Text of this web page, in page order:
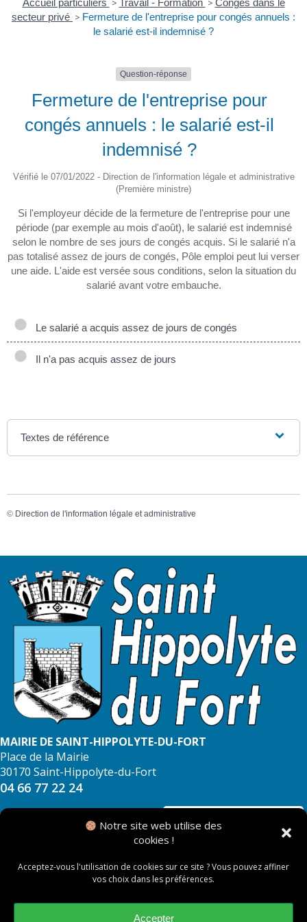
Notre site web utilise des
cookies !
Acceptez-vous l'utilisation de cookies sur ce site ? Vous pouvez affiner
vos choix dans les préférences.
Accepter
Accueil particuliers > Travail - Formation > Congés dans le
secteur privé > Fermeture de l'entreprise pour congés annuels :
le salarié est-il indemnisé ?
Question-réponse
Fermeture de l'entreprise pour
congés annuels : le salarié est-il
indemnisé ?
Vérifié le 07/01/2022 - Direction de l'information légale et administrative
(Première ministre)
Si l'employeur décide de la fermeture de l'entreprise pour une
période (par exemple au mois d'août), le salarié est indemnisé
selon le nombre de ses jours de congés acquis. Si le salarié n'a
pas totalisé assez de jours de congés, Pôle emploi peut lui verser
une aide. L'aide est versée sous conditions, selon la situation du
salarié avant votre embauche.
Le salarié a acquis assez de jours de congés
Il n'a pas acquis assez de jours
Textes de référence
© Direction de l'information légale et administrative
MAIRIE DE SAINT-HIPPOLYTE-DU-FORT
Place de la Mairie
30170 Saint-Hippolyte-du-Fort
04 66 77 22 24
NOUS CONTACTER
Mentions légales